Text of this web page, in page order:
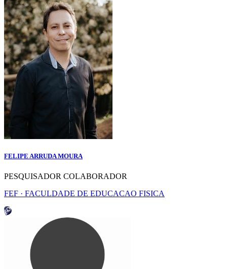
FELIPE ARRUDA MOURA
PESQUISADOR COLABORADOR
FEF · FACULDADE DE EDUCACAO FISICA